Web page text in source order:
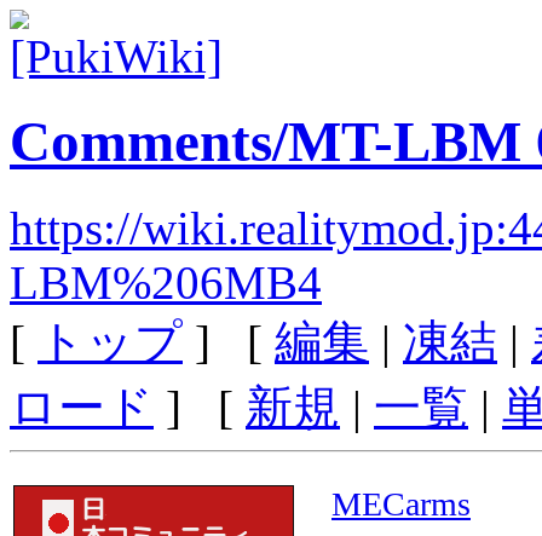
Comments/MT-LBM
https://
LBM%206MB4
[ トップ ] [ 編集 | 凍結 |
ロード ] [ 新規 | 一覧 |
MECarms